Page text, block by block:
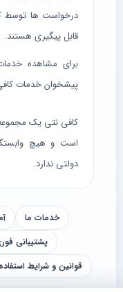
درخواست ها توسط
قابل پیگیری هستند.
برای مشاهده
پیشخوان خدمات
کافی نتی یک
است و هیچ
دولتی ندارد.
خدمات ما
پشتیبانی
قوانین و شرایط استفاده